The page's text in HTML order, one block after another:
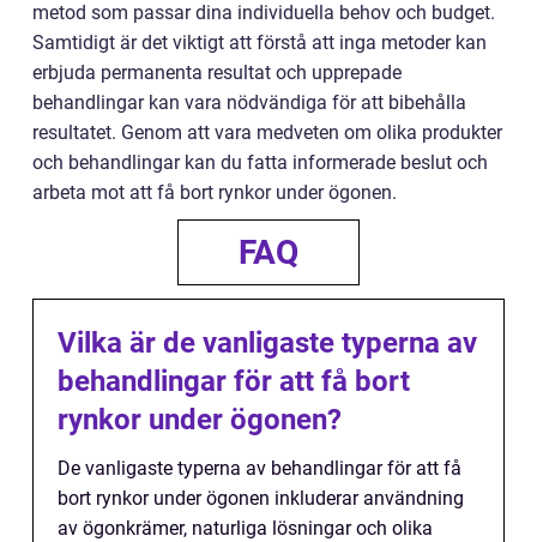
metod som passar dina individuella behov och budget.
Samtidigt är det viktigt att förstå att inga metoder kan
erbjuda permanenta resultat och upprepade
behandlingar kan vara nödvändiga för att bibehålla
resultatet. Genom att vara medveten om olika produkter
och behandlingar kan du fatta informerade beslut och
arbeta mot att få bort rynkor under ögonen.
FAQ
Vilka är de vanligaste typerna av
behandlingar för att få bort
rynkor under ögonen?
De vanligaste typerna av behandlingar för att få
bort rynkor under ögonen inkluderar användning
av ögonkrämer, naturliga lösningar och olika